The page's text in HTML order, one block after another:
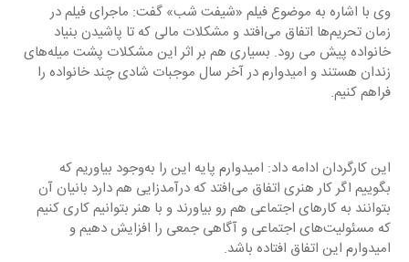
وی با اشاره به موضوع فیلم «شیفت شب» گفت: ماجرای فیلم در
زمان تحریم‌ها اتفاق می‌افتد و مشکلات مالی که تا پاشیدن بنیاد
خانواده پیش می رود. بسیاری هم بر اثر این مشکلات پشت میله‌های
زندان هستند و امیدوارم در آخر سال موجبات شادی چند خانواده را
فراهم کنیم.
این کارگردان ادامه داد: امیدوارم پایه این را به‌وجود بیاوریم که
بگوییم اگر کار هنری اتفاق می‌افتد که درآمدزایی هم دارد بانیان آن
بتوانند به کارهای اجتماعی هم رو بیاورند و با هنر بتوانیم کاری کنیم
که مسئولیت‌های اجتماعی و آگاهی جمعی را افزایش دهیم و
امیدوارم این اتفاق افتاده باشد.